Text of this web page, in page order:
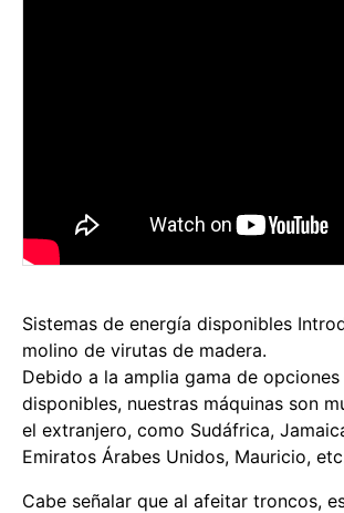
Sistemas de energía disponibles
molino de virutas de madera.
Debido a la amplia gama de
disponibles, nuestras máquinas son
el extranjero, como Sudáfrica,
Emiratos Árabes Unidos, Mauricio,
Cabe señalar que al afeitar troncos,